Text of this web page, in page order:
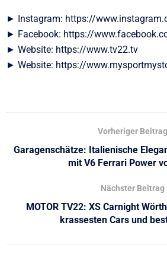
► Instagram: https://
► Facebook: https://
► Website: https://www.tv22.tv
► Website: https://
Vorheriger Beitrag
Garagenschätze: Italienische
mit V6 Ferrari Power
Nächster Beitrag
MOTOR TV22: XS Carnight
krassesten Cars und